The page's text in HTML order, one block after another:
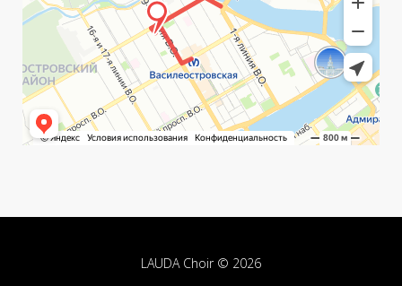
LAUDA Choir © 2026